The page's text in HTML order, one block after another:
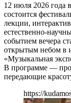
12 июля 2026 года
состоится
лекции,
естественно-
событием вечера
открытым небом в
«Музыкальная
В программе —
передающие
https://